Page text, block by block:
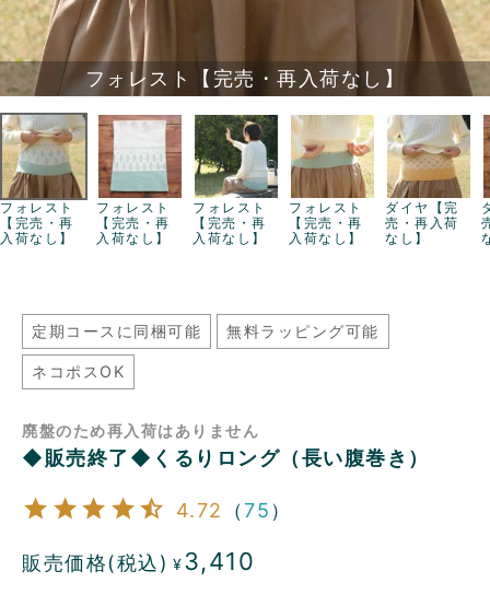
フォレスト【完売・再入荷なし】
フォレスト
【完売・再
入荷なし】
フォレスト
【完売・再
入荷なし】
フォレスト
【完売・再
入荷なし】
フォレスト
【完売・再
入荷なし】
ダイヤ【完
売・再入荷
なし】
定期コースに同梱可能 無料ラッピング可能
ネコポスOK
廃盤のため再入荷はありません
◆販売終了◆くるりロング（長い腹巻き）
4.72 （75 ）
販売価格(税込) ¥3,410